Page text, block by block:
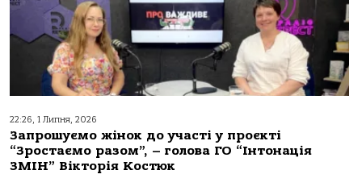
22:26, 1 Липня, 2026
Запрошуємо жінок до участі у проєкті
“Зростаємо разом”, – голова ГО “Інтонація
ЗМІН” Вікторія Костюк